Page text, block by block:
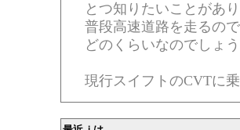
とつ知りたいことがあ
普段高速道路を走るの
どのくらいなのでしょ
現行スイフトのCVTに